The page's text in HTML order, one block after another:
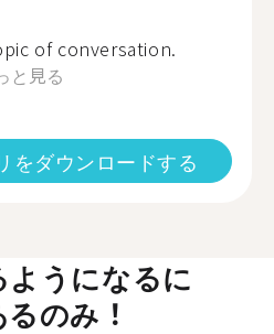
of conversation.
と見る
をダウンロードする
うになるに
のみ！